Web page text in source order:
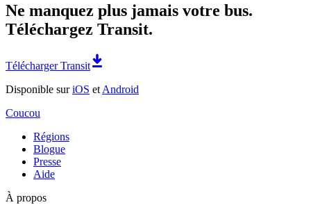
Ne manquez plus jamais votre bus.
Téléchargez Transit.
Télécharger Transit
Disponible suriOS et Android
Coucou
Régions
Blogue
Presse
Aide
À propos